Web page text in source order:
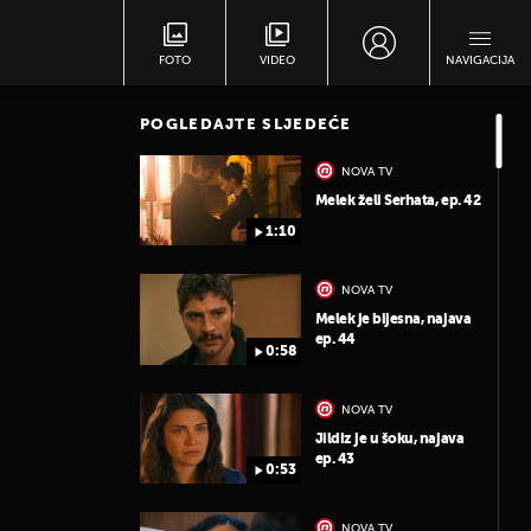
FOTO VIDEO NAVIGACIJA
POGLEDAJTE SLJEDEĆE
1:10
NOVA TV
Melek želi Serhata, ep. 42
0:58
NOVA TV
Melek je bijesna, najava
ep. 44
0:53
NOVA TV
Jildiz je u šoku, najava
ep. 43